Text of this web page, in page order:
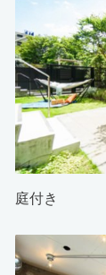
庭付き